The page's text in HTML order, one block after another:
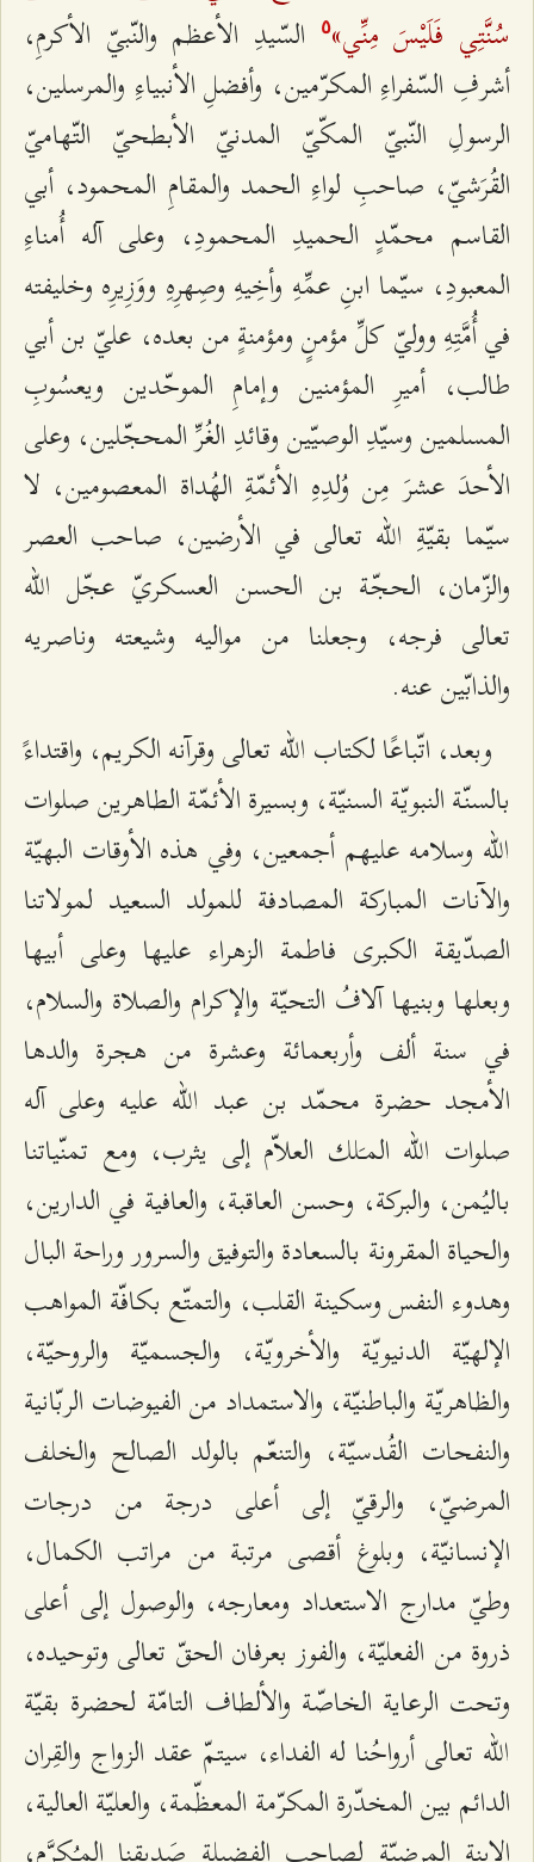
سُنَّتِي فَلَيْسَ مِنِّي»٥
السّيدِ الأعظم والنّبيّ الأكرمِ،
أشرفِ السّفراءِ المكرّمين، وأفضلِ الأنبياءِ والمرسلين،
الرسولِ النّبيّ المكّيّ المدنيّ الأبطحيّ التّهاميّ
القُرَشيّ، صاحبِ لواءِ الحمد والمقامِ المحمود، أبي
‌القاسم محمّدٍ الحميدِ المحمودِ، وعلى آله أُمناءِ
المعبودِ، سيّما ابنِ عمِّهِ وأخِيهِ وصِهرِهِ ووَزِيرِه وخليفته
في أُمَّتِهِ ووليّ كلِّ مؤمنٍ ومؤمنةٍ من بعده، عليّ بن أبي
‌طالب، أميرِ المؤمنين وإمامِ الموحّدين ويعسُوبِ
المسلمين وسيّدِ الوصيّين وقائدِ الغُرِّ المحجّلين، وعلى
الأحدَ عشرَ مِن وُلدِهِ الأئمّةِ الهُداة المعصومين، لا
سيّما بقيّةِ الله تعالى في الأرضين، صاحب العصر
والزّمان، الحجّة بن الحسن العسكريّ عجّل الله
تعالى فرجه، وجعلنا من مواليه وشيعته وناصريه
والذابّين عنه.
وبعد، اتّباعًا لكتاب الله تعالى وقرآنه الكريم، واقتداءً
بالسنّة النبويّة السنيّة، وبسيرة الأئمّة الطاهرين صلوات
الله وسلامه عليهم أجمعين، وفي هذه الأوقات البهيّة
والآنات المباركة المصادفة للمولد السعيد لمولاتنا
الصدّيقة الكبرى فاطمة الزهراء عليها وعلى أبيها
وبعلها وبنيها آلافُ التحيّة والإكرام والصلاة والسلام،
في سنة ألف وأربعمائة وعشرة من هجرة والدها
الأمجد حضرة محمّد بن عبد الله عليه وعلى آله
صلوات الله المـَلك العلاّم إلى يثرب، ومع تمنّياتنا
باليُمن، والبركة، وحسن العاقبة، والعافية في الدارين،
والحياة المقرونة بالسعادة والتوفيق والسرور وراحة البال
وهدوء النفس وسكينة القلب، والتمتّع بكافّة المواهب
الإلهيّة الدنيويّة والأخرويّة، والجسميّة والروحيّة،
والظاهريّة والباطنيّة، والاستمداد من الفيوضات الربّانية
والنفحات القُدسيّة، والتنعّم بالولد الصالح والخلف
المرضيّ، والرقيّ إلى أعلى درجة من درجات
الإنسانيّة، وبلوغ أقصى مرتبة من مراتب الكمال،
وطيّ مدارج الاستعداد ومعارجه، والوصول إلى أعلى
ذروة من الفعليّة، والفوز بعرفان الحقّ تعالى وتوحيده،
وتحت الرعاية الخاصّة والألطاف التامّة لحضرة بقيّة
الله تعالى أرواحُنا له الفداء، سيتمّ عقد الزواج والقِران
الدائم بين المخدّرة المكرّمة المعظّمة، والعليّة العالية،